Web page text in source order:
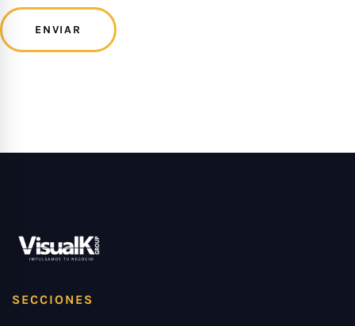
SECCIONES